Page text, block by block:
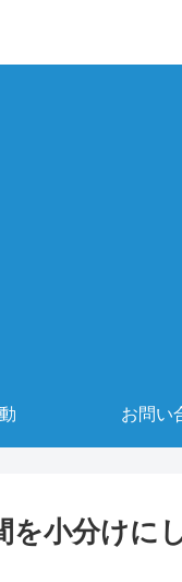
お問い
小分けに